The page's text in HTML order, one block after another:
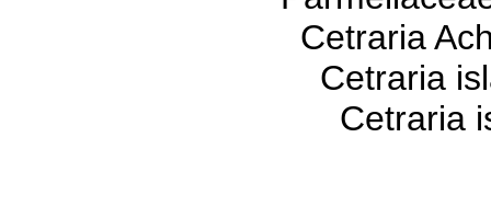
Cetraria
Cetraria
Cetraria